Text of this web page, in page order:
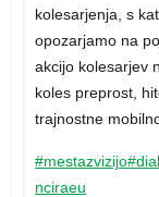
kolesarjenja, s
opozarjamo na
akcijo kolesarjev
koles preprost,
trajnostne
#mestazvizijo
nciraeu